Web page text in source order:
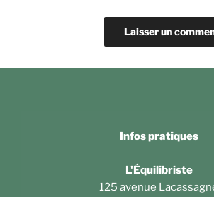
Infos pratiques
L'Équilibriste
125 avenue